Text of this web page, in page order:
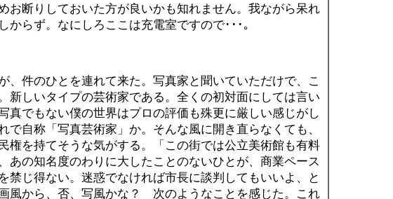
断りしておいた方が良いかも知れません。我ながら呆れ
からず。なにしろここは充電室ですので･･･｡
件のひとを連れて来た。写真家と聞いていただけで、こ
新しいタイプの芸術家である。全くの初対面にしては言い
真でもない僕の世界はプロの評価も殊更に厳しい感じがし
で自称「写真芸術家」か。そんな風に開き直らなくても、
権を持てそうな気がする。「この街では公立美術館も有料
あの知名度のわりに大したことのないひとが、商業ペース
禁じ得ない。迷惑でなければ市長に談判してもいいよ、と
風から、否、写風かな？ 次のようなことを感じた。これ